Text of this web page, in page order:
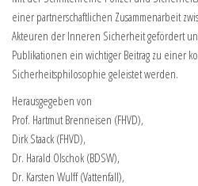
einer partnerschaftlichen Zusammenarbeit
Akteuren der Inneren Sicherheit gefördert
Publikationen ein wichtiger Beitrag zu einer
Sicherheitsphilosophie geleistet werden.
Herausgegeben von
Prof. Hartmut Brenneisen (FHVD),
Dirk Staack (FHVD),
Dr. Harald Olschok (BDSW),
Dr. Karsten Wulff (Vattenfall),